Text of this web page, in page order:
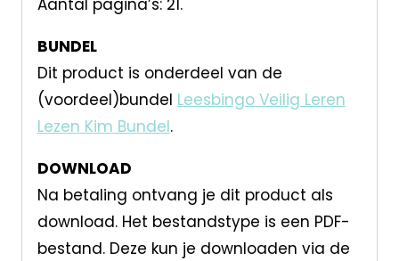
BUNDEL
Dit product is onderdeel van de
(voordeel)bundel Leesbingo Veilig Leren
Lezen Kim Bundel.
DOWNLOAD
Na betaling ontvang je dit product als
download. Het bestandstype is een PDF-
bestand. Deze kun je downloaden via de